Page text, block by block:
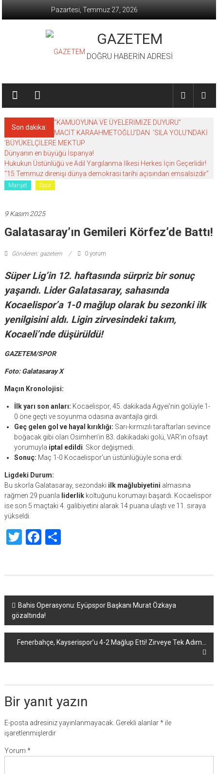
Pazartesi, Temmuz 27, 2026
GAZETEM
DOĞRU HABERİN ADRESİ
Son dakika:
“KAMUOYUNA VE ÜYELERİMİZE DUYURU”
MACİT KARAAHMETOĞLU’DAN ‘SILA YOLU’NDAKİ
’BÜYÜKELÇİLERE MEKTUP
Dünyanın en büyüğü İspanya!
Hukukun Üstünlüğü ve Adil Yargılanma İlkesi Herkes İçin Geçerlidir!
“15 Temmuz direnişi dünya demokrasi tarihi açısından emsalsizdir”
Manşet Spor
9 Kasım 2025
Galatasaray’ın Gemileri Körfez’de Battı!
Gönderen: gazetem 0 yorum
Süper Lig’in 12. haftasında sürpriz bir sonuç
yaşandı. Lider Galatasaray, sahasında
Kocaelispor’a 1-0 mağlup olarak bu sezonki ilk
yenilgisini aldı. Ligin zirvesindeki takım,
Kocaeli’nde düşürüldü!
GAZETEM/SPOR
Foto: Galatasaray X
Maçın Kronolojisi:
İlk yarı son anları: Kocaelispor, 45. dakikada Agyei’nin golüyle 1-
0 öne geçti ve soyunma odasına avantajla girdi.
Geç gelen gol ve hayal kırıklığı: Sarı-kırmızılı taraftarları sevince
boğacak gibi olan Osimhen’in 83. dakikadaki golü, VAR’ın ofsayt
yorumuyla iptal edildi. Skor değişmedi.
Sonuç: Maç 1-0 Kocaelispor’un üstünlüğüyle sona erdi.
Ligdeki Durum:
Bu skorla Galatasaray, sezondaki ilk mağlubiyetini almasına
rağmen 29 puanla liderlikkoltuğunu korumayı başardı. Kocaelispor
ise son 5 maçtaki 4. galibiyetini alarak 14 puana ulaştı ve 11. sıraya
yükseldi.
TwitterFacebook
Share
Yazı
dolaşımı
Bahis Operasyonu: Eyüpspor Başkanı Murat Özkaya
gözaltında!
Fenerbahçe, Kayserispor’u 4-2 Mağlup Etti! Zirveye Tek Adım…
Bir yanıt yazın
E-posta adresiniz yayınlanmayacak. Gerekli alanlar*ile
işaretlenmişlerdir
Yorum *